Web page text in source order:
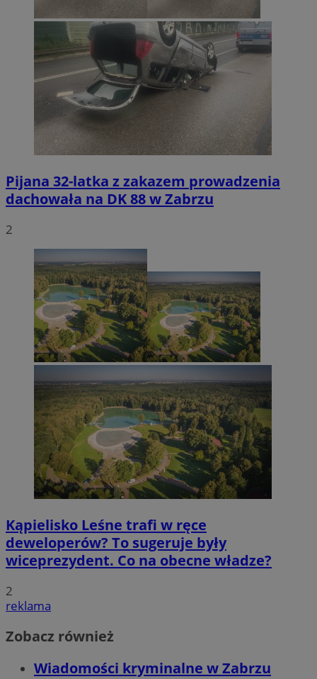
Pijana 32-latka z zakazem prowadzenia
dachowała na DK 88 w Zabrzu
2
Kąpielisko Leśne trafi w ręce
deweloperów? To sugeruje były
wiceprezydent. Co na obecne władze?
2
reklama
Zobacz również
Wiadomości kryminalne w Zabrzu